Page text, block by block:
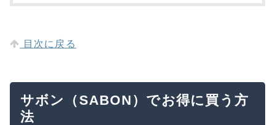
目次に戻る
サボン（SABON）でお得に買う方
法